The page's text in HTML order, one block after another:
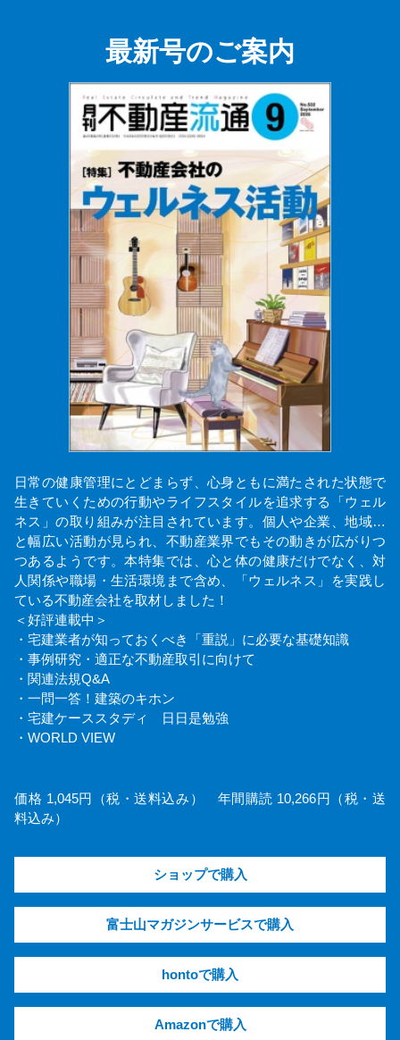
最新号のご案内
日常の健康管理にとどまらず、心身ともに満たされた状態で
生きていくための行動やライフスタイルを追求する「ウェル
ネス」の取り組みが注目されています。個人や企業、地域…
と幅広い活動が見られ、不動産業界でもその動きが広がりつ
つあるようです。本特集では、心と体の健康だけでなく、対
人関係や職場・生活環境まで含め、「ウェルネス」を実践し
ている不動産会社を取材しました！
＜好評連載中＞
・宅建業者が知っておくべき「重説」に必要な基礎知識
・事例研究・適正な不動産取引に向けて
・関連法規Q&A
・一問一答！建築のキホン
・宅建ケーススタディ 日日是勉強
・WORLD VIEW
価格 1,045円（税・送料込み） 年間購読 10,266円（税・送
料込み）
ショップで購入
富士山マガジンサービスで購入
hontoで購入
Amazonで購入